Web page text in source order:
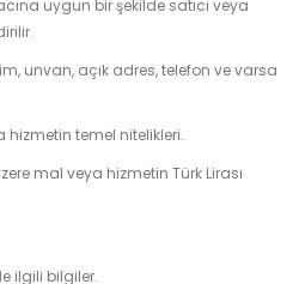
uygun bir şekilde satıcı veya
unvan, açık adres, telefon ve varsa
hizmetin temel nitelikleri.
mal veya hizmetin Türk Lirası
ilgili bilgiler.